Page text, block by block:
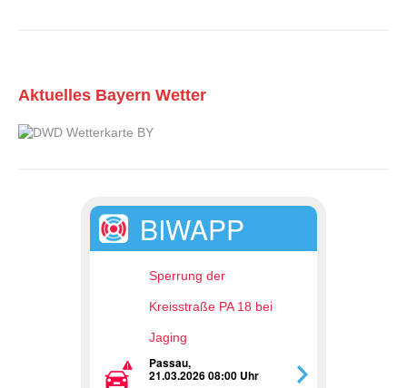
Aktuelles Bayern Wetter
BIWAPP
Sperrung der
Kreisstraße PA 18 bei
Jaging
Passau,
21.03.2026 08:00 Uhr